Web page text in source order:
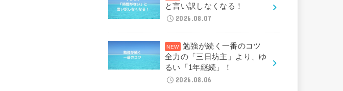
と言い訳しなくなる！
2026.08.07
勉強が続く一番のコツ
全力の「三日坊主」より、ゆ
るい「1年継続」！
2026.08.06